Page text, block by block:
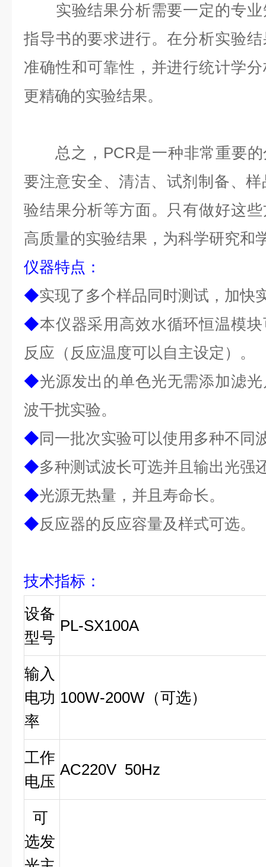
实验结果分析需要一定的专业
指导书的要求进行。在分析实验
准确性和可靠性，并进行统计学
更精确的实验结果。
总之，PCR是一种非常重要的
要注意安全、清洁、试剂制备、
验结果分析等方面。只有做好这
高质量的实验结果，为科学研究和
仪器特点 ：
◆实现了多个样品同时测试，加快
◆本仪器采用高效水循环恒温模
反应（反应温度可以自主设定）。
◆光源发出的单色光无需添加滤
波干扰实验。
◆同一批次实验可以使用多种不同
◆多种测试波长可选并且输出光强
◆光源无热量，并且寿命长。
◆反应器的反应容量及样式可选。
技术指标 ：
设备
型号
PL-SX100A
输入
电功
率
100W-200W （可选）
工作
电压
AC220V 50Hz
可
选发